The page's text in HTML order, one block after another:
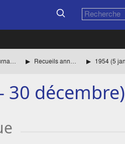
Aide-mémoires journaliers Recueils annuels
30 décembre)